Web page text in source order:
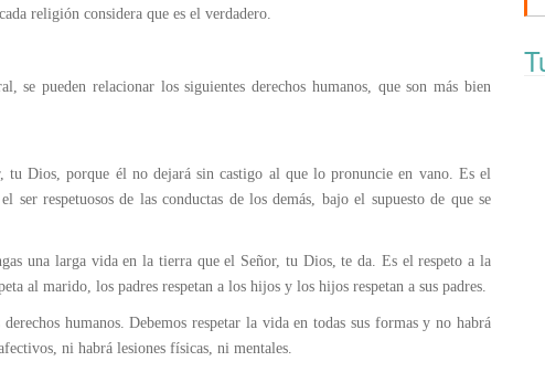
religión considera que es el verdadero.
se pueden relacionar los siguientes derechos humanos, que son más bien
tu Dios, porque él no dejará sin castigo al que lo pronuncie en vano. Es el
ser respetuosos de las conductas de los demás, bajo el supuesto de que se
una larga vida en la tierra que el Señor, tu Dios, te da. Es el respeto a la
al marido, los padres respetan a los hijos y los hijos respetan a sus padres.
humanos. Debemos respetar la vida en todas sus formas y no habrá
ni habrá lesiones físicas, ni mentales.